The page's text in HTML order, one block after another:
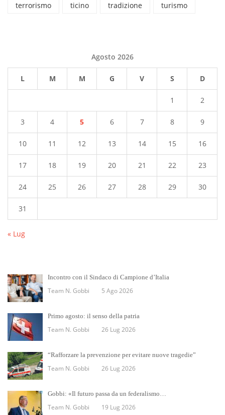
terrorismo
ticino tradizione turismo
Agosto 2026
L M M G V S D
1 2
3 4 5 6 7 8 9
10 11 12 13 14 15 16
17 18 19 20 21 22 23
24 25 26 27 28 29 30
31
« Lug
Incontro con il Sindaco di Campione d’Italia
Team N. Gobbi 5 Ago 2026
Primo agosto: il senso della patria
Team N. Gobbi 26 Lug 2026
“Rafforzare la prevenzione per evitare nuove tragedie”
Team N. Gobbi 26 Lug 2026
Gobbi: «Il futuro passa da un federalismo…
Team N. Gobbi 19 Lug 2026